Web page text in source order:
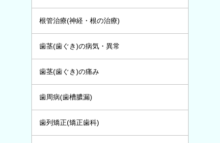
根管治療(神経・根の治療)
歯茎(歯ぐき)の病気・異常
歯茎(歯ぐき)の痛み
歯周病(歯槽膿漏)
歯列矯正(矯正歯科)